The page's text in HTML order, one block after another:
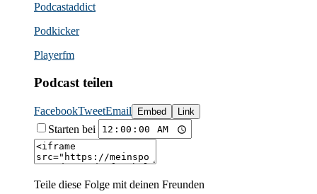
Podcast­addict
Podkicker
Playerfm
Podcast teilen
FacebookTweetEmail Embed Link
Starten bei
Teile diese Folge mit deinen Freunden